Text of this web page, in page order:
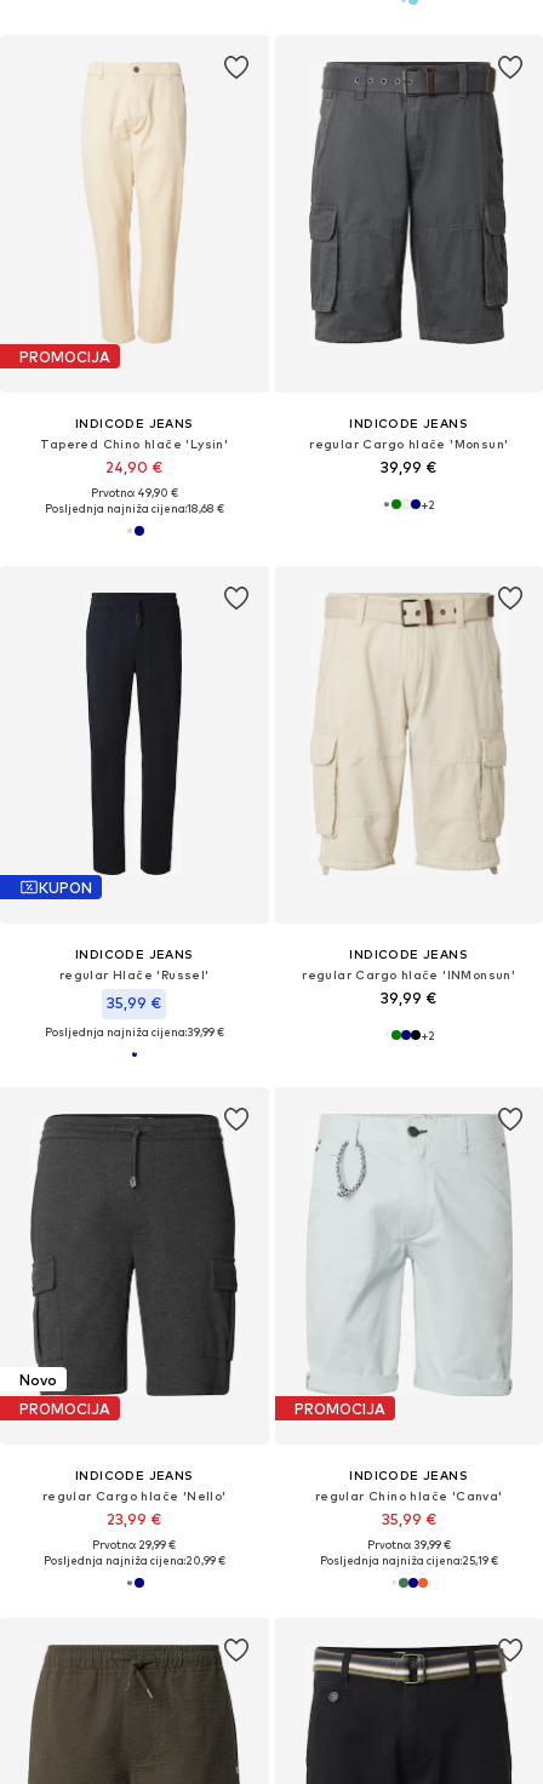
PROMOCIJA
INDICODE JEANS
Tapered Chino hlače 'Lysin'
24,90 €
Prvotno: 49,90 €
Posljednja najniža cijena:18,68 €
INDICODE JEANS
regular Cargo hlače 'Monsun'
39,99 €
+2
KUPON
INDICODE JEANS
regular Hlače 'Russel'
35,99 €
Posljednja najniža cijena:39,99 €
INDICODE JEANS
regular Cargo hlače 'INMonsun'
39,99 €
+2
Novo
PROMOCIJA
INDICODE JEANS
regular Cargo hlače 'Nello'
23,99 €
Prvotno: 29,99 €
Posljednja najniža cijena:20,99 €
PROMOCIJA
INDICODE JEANS
regular Chino hlače 'Canva'
35,99 €
Prvotno: 39,99 €
Posljednja najniža cijena:25,19 €